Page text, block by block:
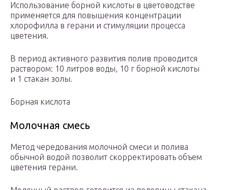
Использование борной кислоты в цветоводстве
применяется для повышения концентрации
хлорофилла в герани и стимуляции процесса
цветения.
В период активного развития полив проводится
раствором: 10 литров воды, 10 г борной кислоты
и 1 стакан золы.
Борная кислота
Молочная смесь
Метод чередования молочной смеси и полива
обычной водой позволит скорректировать объем
цветения герани.